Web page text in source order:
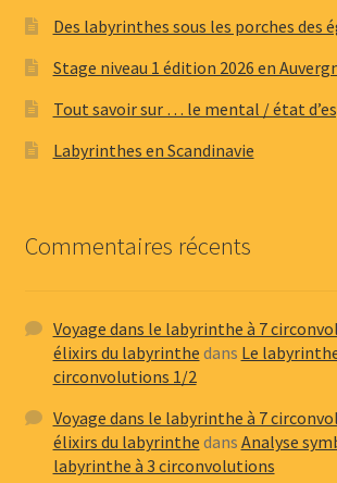
Des labyrinthes sous les porches des
Stage niveau 1 édition 2026 en
Tout savoir sur … le mental / état
Labyrinthes en Scandinavie
Commentaires récents
Voyage dans le labyrinthe à 7
élixirs du labyrinthe dans Le
circonvolutions 1/2
Voyage dans le labyrinthe à 7
élixirs du labyrinthe dans Analyse
labyrinthe à 3 circonvolutions